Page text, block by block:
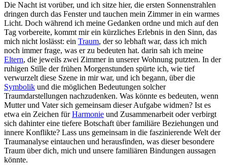
Die Nacht ist vorüber, und ich sitze hier, die ersten Sonnenstrahlen
dringen durch das Fenster und tauchen mein Zimmer in ein warmes
Licht. Doch während ich meine​ Gedanken ordne und mich auf den
Tag vorbereite, kommt mir ein kürzliches Erlebnis in den Sinn, das
mich ⁣nicht loslässt: ein‌ Traum, der so lebhaft war, dass ich ‌mich
noch ⁢immer frage, was er zu bedeuten hat. darin sah ich meine
Eltern, die jeweils zwei Zimmer in unserer Wohnung putzten. In der
ruhigen Stille der frühen Morgenstunden spürte ich,​ wie tief
verwurzelt diese Szene ‌in mir war, ⁢und ich begann, über‍ die
Symbolik und die möglichen⁣ Bedeutungen solcher
Traumdarstellungen nachzudenken. Was könnte es bedeuten, wenn⁣
Mutter und Vater sich gemeinsam dieser Aufgabe​ widmen? Ist es
etwa ein Zeichen fürHarmonie und ⁤Zusammenarbeit oder verbirgt
sich dahinter⁣ eine‍ tiefere Botschaft über familiäre Beziehungen und
innere ⁤Konflikte? Lass uns gemeinsam in die faszinierende Welt der
Traumanalyse eintauchen und herausfinden, ​was dieser besondere
Traum ⁤über⁤ dich, mich und unsere familiären Bindungen aussagen
könnte.